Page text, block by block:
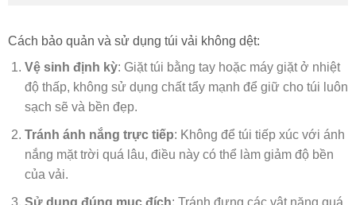
Cách bảo quản và sử dụng túi vải không dệt:
Vệ sinh định kỳ: Giặt túi bằng tay hoặc máy giặt ở nhiệt
độ thấp, không sử dụng chất tẩy mạnh để giữ cho túi luôn
sạch sẽ và bền đẹp.
Tránh ánh nắng trực tiếp: Không để túi tiếp xúc với ánh
nắng mặt trời quá lâu, điều này có thể làm giảm độ bền
của vải.
Sử dụng đúng mục đích: Tránh đựng các vật nặng quá